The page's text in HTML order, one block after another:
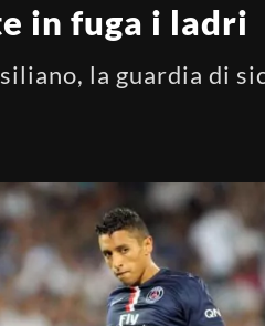
in fuga i ladri
la guardia di